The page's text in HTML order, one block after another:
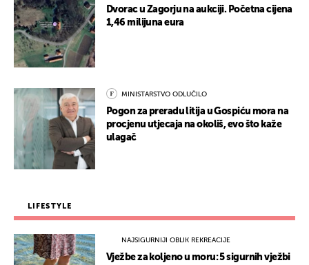
Dvorac u Zagorju na aukciji. Početna cijena
1,46 milijuna eura
MINISTARSTVO ODLUČILO
Pogon za preradu litija u Gospiću mora na
procjenu utjecaja na okoliš, evo što kaže
ulagač
LIFESTYLE
NAJSIGURNIJI OBLIK REKREACIJE
Vježbe za koljeno u moru: 5 sigurnih vježbi